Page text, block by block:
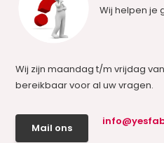
Wij helpen je
Wij zijn maandag t/m vrijdag van
bereikbaar voor al uw vragen.
Mail ons